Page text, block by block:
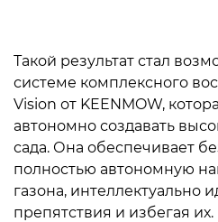
Такой результат стал
системе комплексного
Vision от KEENMOW,
автономно создавать
сада. Она обеспечивает
полностью автономную
газона, интеллектуально
препятствия и избегая